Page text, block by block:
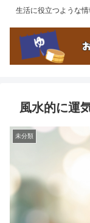
生活に役立つような
風水的に運
未分類